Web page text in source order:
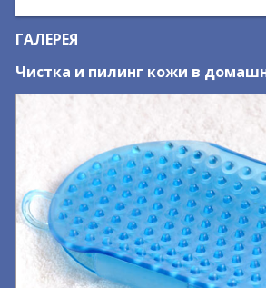
ГАЛЕРЕЯ
Чистка и пилинг кожи в